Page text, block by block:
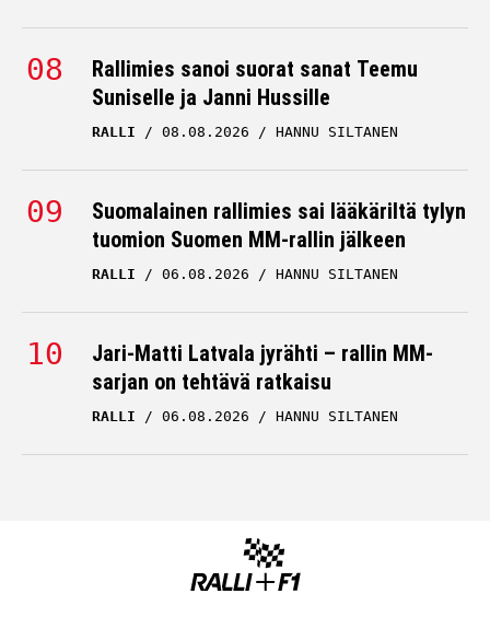
Rallimies sanoi suorat sanat Teemu
Suniselle ja Janni Hussille
RALLI 08.08.2026 HANNU SILTANEN
Suomalainen rallimies sai lääkäriltä tylyn
tuomion Suomen MM-rallin jälkeen
RALLI 06.08.2026 HANNU SILTANEN
Jari-Matti Latvala jyrähti – rallin MM-
sarjan on tehtävä ratkaisu
RALLI 06.08.2026 HANNU SILTANEN